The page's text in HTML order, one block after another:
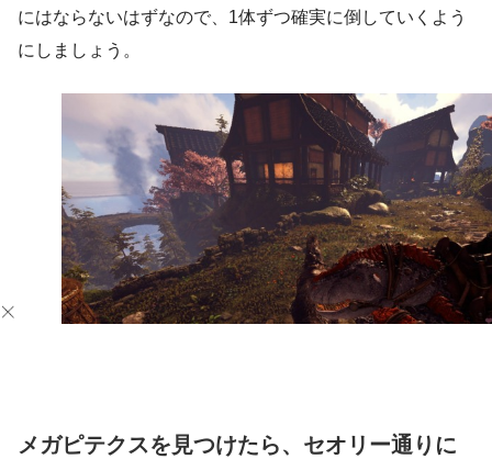
にはならないはずなので、1体ずつ確実に倒していくよう
にしましょう。
メガピテクスを見つけたら、セオリー通りに